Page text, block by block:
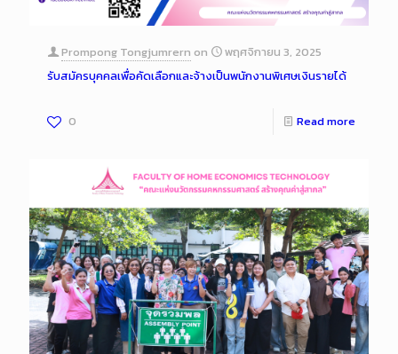
Prompong Tongjumrern on
พฤศจิกายน 3, 2025
รับสมัครบุคคลเพื่อคัดเลือกและจ้างเป็นพนักงานพิเศษเงินรายได้
0 Read more